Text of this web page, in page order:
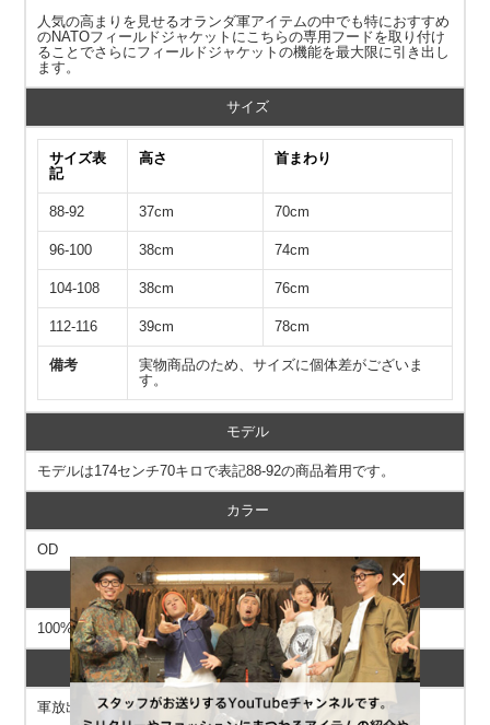
人気の高まりを見せるオランダ軍アイテムの中でも特におすすめ
のNATOフィールドジャケットにこちらの専用フードを取り付け
ることでさらにフィールドジャケットの機能を最大限に引き出し
ます。
サイズ
サイズ表
記
高さ 首まわり
88-92 37cm 70cm
96-100 38cm 74cm
104-108 38cm 76cm
112-116 39cm 78cm
備考
実物商品のため、サイズに個体差がございま
す。
モデル
モデルは174センチ70キロで表記88-92の商品着用です。
カラー
OD
素材
100%KATOEN（COTTON）
商品状態
軍放出のUSED